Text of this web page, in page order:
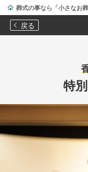
葬式の事なら「小さなお葬
戻る
特